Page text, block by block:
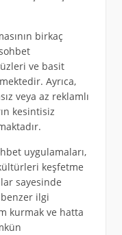
birkaç
ve basit
Ayrıca,
veya az reklamlı
kesintisiz
uygulamaları,
keşfetme
sayesinde
ilgi
kurmak ve hatta